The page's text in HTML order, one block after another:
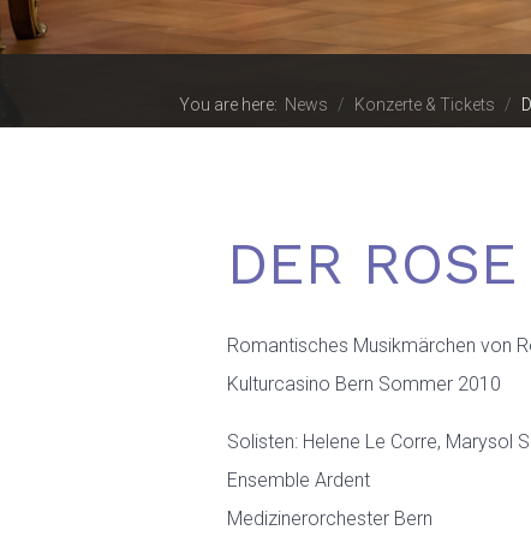
You are here: News Konzerte & Tickets
DER
Romantisches Musikmärchen von
Kulturcasino Bern Sommer 2010
Solisten: Helene Le Corre, Marysol
Ensemble Ardent
Medizinerorchester Bern